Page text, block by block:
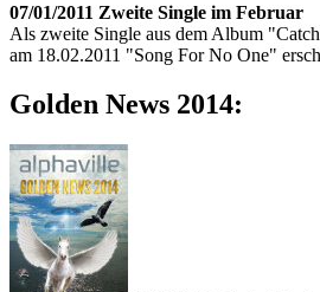
07/01/2011 Zweite Single im Februar
Als zweite Single aus dem Album
am 18.02.2011 "Song For No One"
Golden News 2014: